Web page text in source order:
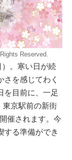
Reserved.
。寒い日が続
を感じてわく
を目前に、一足
東京駅前の新街
催されます。今
する準備ができ